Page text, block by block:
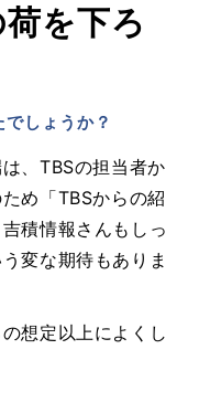
を下ろ
しょうか？
、TBSの担当者か
め「TBSからの紹
積情報さんもしっ
変な期待もありま
想定以上によくし